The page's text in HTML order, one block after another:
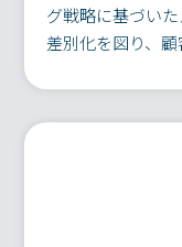
グ戦略に基づい
差別化を図り、顧